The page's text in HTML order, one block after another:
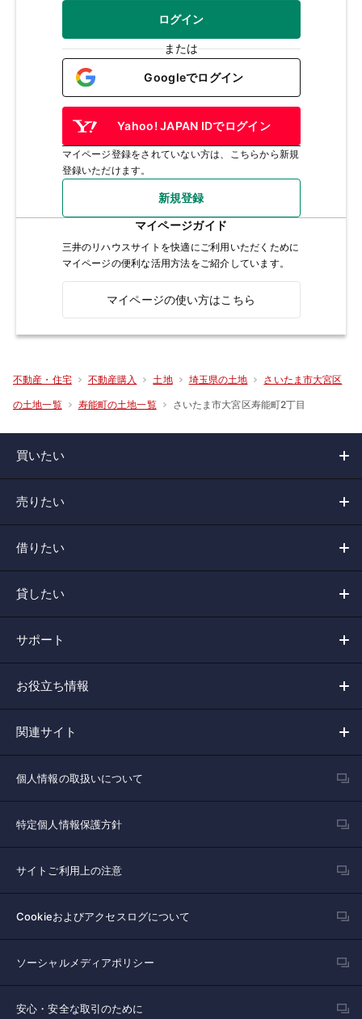
ログイン
または
Googleでログイン
Yahoo! JAPAN IDでログイン
マイページ登録をされていない方は、こちらから新規
登録いただけます。
新規登録
マイページガイド
三井のリハウスサイトを快適にご利用いただくために
マイページの便利な活用方法をご紹介しています。
マイページの使い方はこちら
不動産・住宅 不動産購入 土地 埼玉県の土地 さいたま市大宮区
の土地一覧 寿能町の土地一覧 さいたま市大宮区寿能町2丁目
買いたい
売りたい
借りたい
貸したい
サポート
お役立ち情報
関連サイト
個人情報の取扱いについて
特定個人情報保護方針
サイトご利用上の注意
Cookieおよびアクセスログについて
ソーシャルメディアポリシー
安心・安全な取引のために